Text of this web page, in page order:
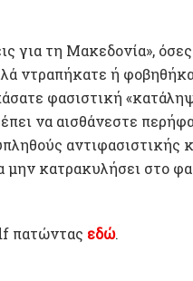
για τη Μακεδονία», όσες
ντραπήκατε ή
φασιστική
να αισθάνεστε
αντιφασιστικής
μην κατρακυλήσει στο
πατώντας εδώ.